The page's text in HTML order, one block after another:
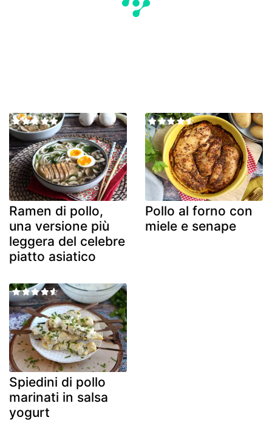
Ramen di pollo,
una versione più
leggera del celebre
piatto asiatico
Pollo al forno con
miele e senape
Spiedini di pollo
marinati in salsa
yogurt